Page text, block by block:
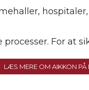
For at
LÆS MERE OM AIKKON PÅ